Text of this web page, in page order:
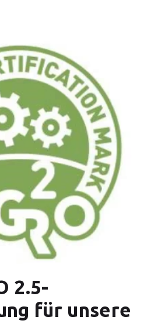
2.5-
für unsere